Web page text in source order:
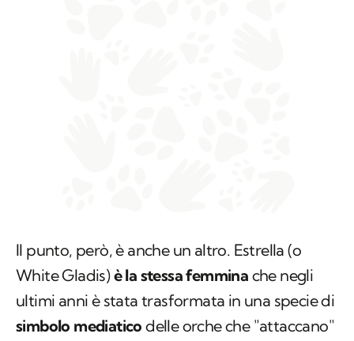
Il punto, però, è anche un altro. Estrella (o
White Gladis)è la stessa femmina che negli
ultimi anni è stata trasformata in una specie di
simbolo mediatico delle orche che "attaccano"